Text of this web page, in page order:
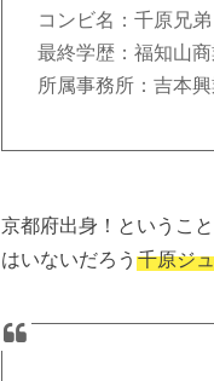
コンビ名：千原兄弟
最終学歴：福知山
所属事務所：吉本興
京都府出身！というこ
はいないだろう 千原ジ